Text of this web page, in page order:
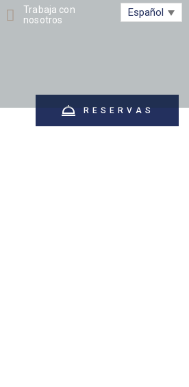
Trabaja con
nosotros
Español
RESERVAS